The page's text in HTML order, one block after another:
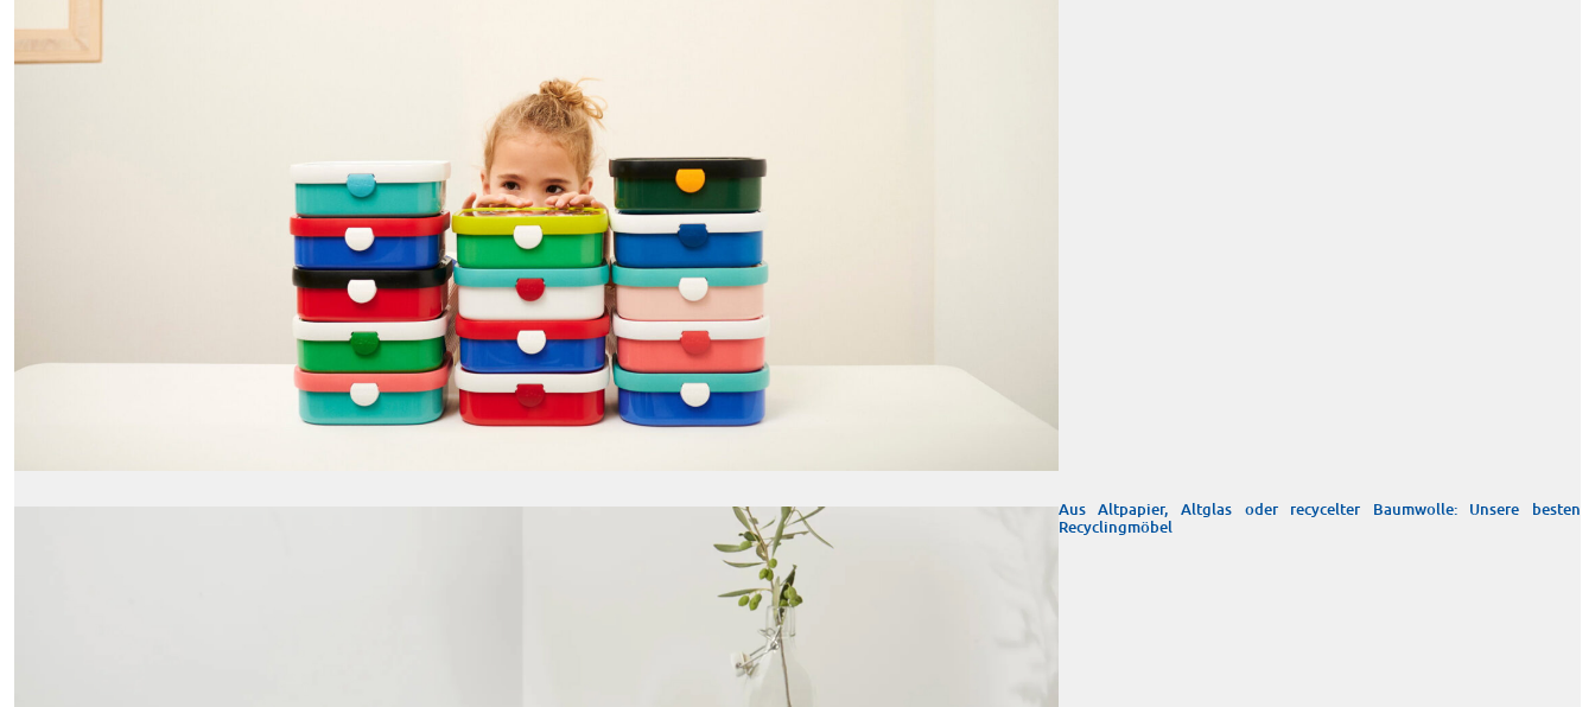
Aus Altpapier, Altglas oder recycelter Baumwolle: Unsere besten
Recyclingmöbel